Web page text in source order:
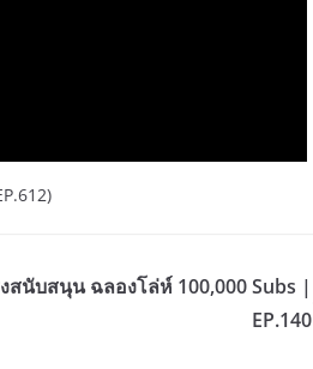
นับสนุน ฉลองโล่ห์ 100,000 Subs |
EP.140